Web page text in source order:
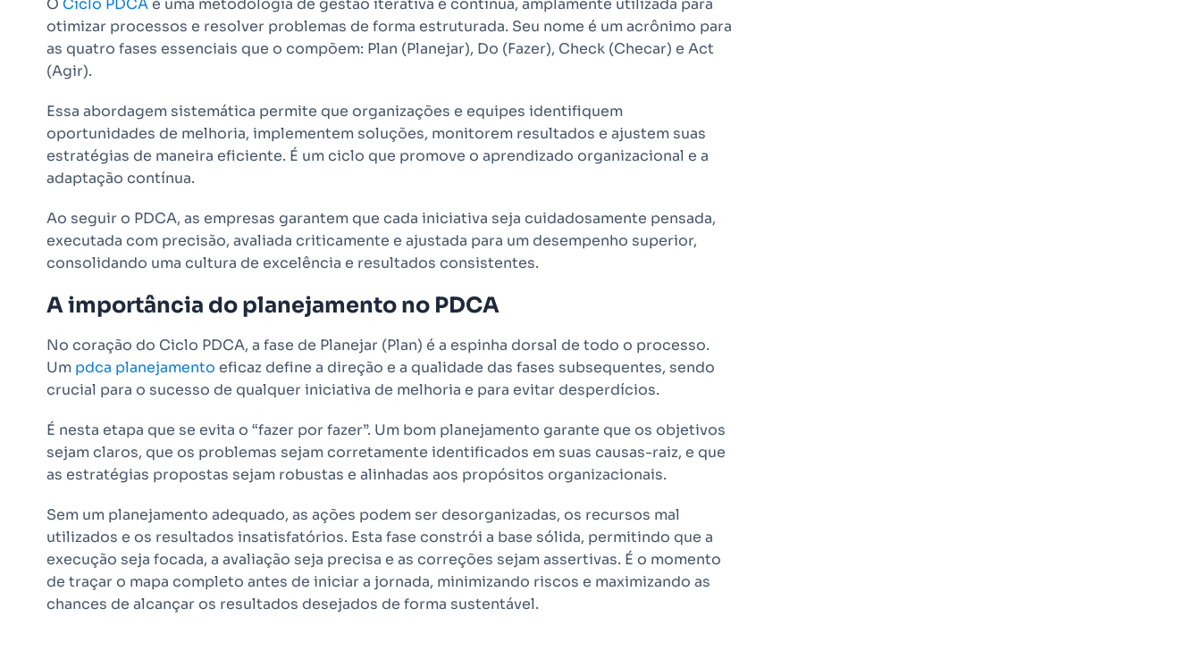
O Ciclo PDCAé uma metodologia de gestão iterativa e contínua, amplamente utilizada para
otimizar processos e resolver problemas de forma estruturada. Seu nome é um acrônimo para
as quatro fases essenciais que o compõem: Plan (Planejar), Do (Fazer), Check (Checar) e Act
(Agir).
Essa abordagem sistemática permite que organizações e equipes identifiquem
oportunidades de melhoria, implementem soluções, monitorem resultados e ajustem suas
estratégias de maneira eficiente. É um ciclo que promove o aprendizado organizacional e a
adaptação contínua.
Ao seguir o PDCA, as empresas garantem que cada iniciativa seja cuidadosamente pensada,
executada com precisão, avaliada criticamente e ajustada para um desempenho superior,
consolidando uma cultura de excelência e resultados consistentes.
A importância do planejamento no PDCA
No coração do Ciclo PDCA, a fase de Planejar (Plan) é a espinha dorsal de todo o processo.
Um pdca planejamento eficaz define a direção e a qualidade das fases subsequentes, sendo
crucial para o sucesso de qualquer iniciativa de melhoria e para evitar desperdícios.
É nesta etapa que se evita o “fazer por fazer”. Um bom planejamento garante que os objetivos
sejam claros, que os problemas sejam corretamente identificados em suas causas-raiz, e que
as estratégias propostas sejam robustas e alinhadas aos propósitos organizacionais.
Sem um planejamento adequado, as ações podem ser desorganizadas, os recursos mal
utilizados e os resultados insatisfatórios. Esta fase constrói a base sólida, permitindo que a
execução seja focada, a avaliação seja precisa e as correções sejam assertivas. É o momento
de traçar o mapa completo antes de iniciar a jornada, minimizando riscos e maximizando as
chances de alcançar os resultados desejados de forma sustentável.